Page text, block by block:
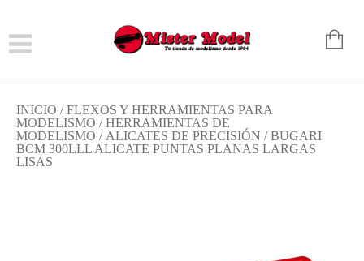
INICIO /FLEXOS Y HERRAMIENTAS PARA
MODELISMO /HERRAMIENTAS DE
MODELISMO / ALICATES DE PRECISIÓN / BUGARI
BCM 300LLL ALICATE PUNTAS PLANAS LARGAS
LISAS